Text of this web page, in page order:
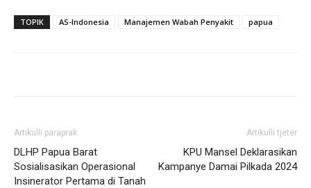
TOPIK AS-Indonesia Manajemen Wabah Penyakit papua
Artikulli paraprak
DLHP Papua Barat
Sosialisasikan Operasional
Insinerator Pertama di Tanah
Artikulli tjetër
KPU Mansel Deklarasikan
Kampanye Damai Pilkada 2024